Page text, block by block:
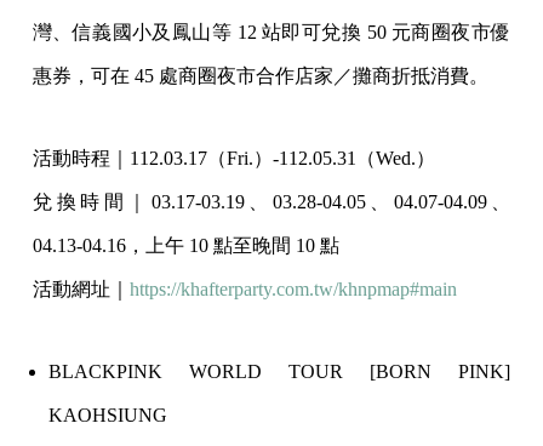
灣、信義國小及鳳山等 12 站即可兌換 50 元商圈夜市優
惠券，可在 45 處商圈夜市合作店家／攤商折抵消費。
活動時程｜112.03.17（Fri.）-112.05.31（Wed.）
兌換時間｜03.17-03.19、03.28-04.05、04.07-04.09、
04.13-04.16，上午 10 點至晚間 10 點
活動網址｜ https://khafterparty.com.tw/khnpmap#main
BLACKPINK WORLD TOUR [BORN PINK]
KAOHSIUNG